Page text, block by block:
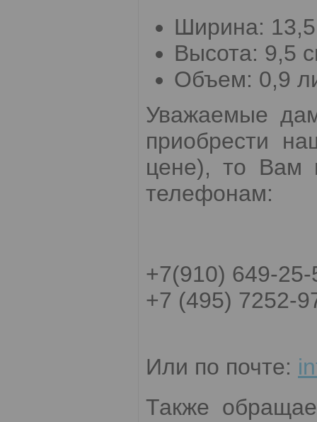
Ширина:
Высота: 9,5
Объем: 0,9
Уважаемые
приобрести
цене), то Вам
телефонам:
+7(910) 649-25-
+7 (495) 7252-
Или по почте:
Также